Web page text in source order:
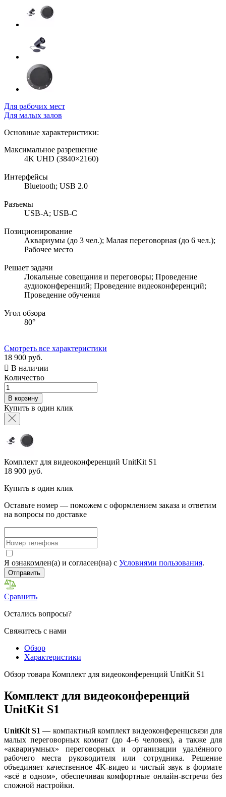
Для рабочих мест
Для малых залов
Основные характеристики:
Максимальное разрешение
4K UHD (3840×2160)
Интерфейсы
Bluetooth; USB 2.0
Разъемы
USB-A; USB-C
Позиционирование
Аквариумы (до 3 чел.); Малая переговорная (до 6 чел.);
Рабочее место
Решает задачи
Локальные совещания и переговоры; Проведение
аудиоконференций; Проведение видеоконференций;
Проведение обучения
Угол обзора
80°
Смотреть все характеристики
18 900 руб.
 В наличии
Количество
В корзину
Купить в один клик
Комплект для видеоконференций UnitKit S1
18 900 руб.
Купить в один клик
Оставьте номер — поможем с оформлением заказа и ответим
на вопросы по доставке
Я ознакомлен(а) и согласен(на) с Условиями пользования.
Отправить
Сравнить
Остались вопросы?
Свяжитесь с нами
Обзор
Характеристики
Обзор товара Комплект для видеоконференций UnitKit S1
Комплект для видеоконференций
UnitKit S1
UnitKit S1 — компактный комплект видеоконференцсвязи для
малых переговорных комнат (до 4–6 человек), а также для
«аквариумных» переговорных и организации удалённого
рабочего места руководителя или сотрудника. Решение
объединяет качественное 4K-видео и чистый звук в формате
«всё в одном», обеспечивая комфортные онлайн-встречи без
сложной настройки.